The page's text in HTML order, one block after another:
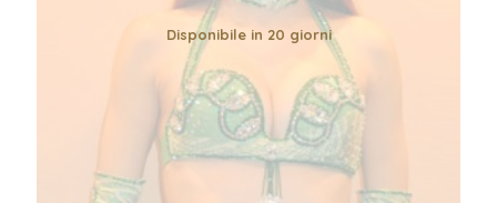
Disponibile in 20 giorni